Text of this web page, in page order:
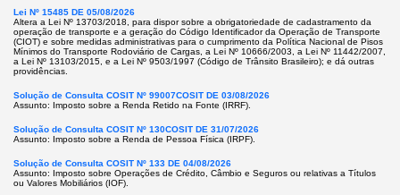
Lei Nº 15485 DE 05/08/2026
Altera a Lei Nº 13703/2018, para dispor sobre a obrigatoriedade de cadastramento da
operação de transporte e a geração do Código Identificador da Operação de Transporte
(CIOT) e sobre medidas administrativas para o cumprimento da Política Nacional de Pisos
Mínimos do Transporte Rodoviário de Cargas, a Lei Nº 10666/2003, a Lei Nº 11442/2007,
a Lei Nº 13103/2015, e a Lei Nº 9503/1997 (Código de Trânsito Brasileiro); e dá outras
providências.
Solução de Consulta COSIT Nº 99007COSIT DE 03/08/2026
Assunto: Imposto sobre a Renda Retido na Fonte (IRRF).
Solução de Consulta COSIT Nº 130COSIT DE 31/07/2026
Assunto: Imposto sobre a Renda de Pessoa Física (IRPF).
Solução de Consulta COSIT Nº 133 DE 04/08/2026
Assunto: Imposto sobre Operações de Crédito, Câmbio e Seguros ou relativas a Títulos
ou Valores Mobiliários (IOF).